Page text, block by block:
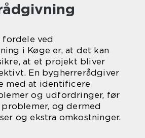
fordele ved
i Køge er, at det kan
at et projekt bliver
En bygherrerådgiver
med at identificere
og udfordringer, før
og dermed
og ekstra omkostninger.